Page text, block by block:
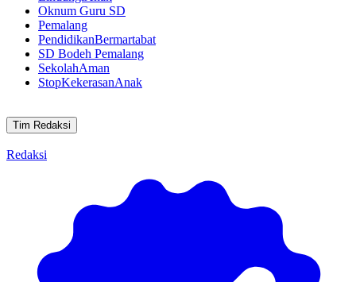
Oknum Guru SD
Pemalang
PendidikanBermartabat
SD Bodeh Pemalang
SekolahAman
StopKekerasanAnak
Tim Redaksi
Redaksi